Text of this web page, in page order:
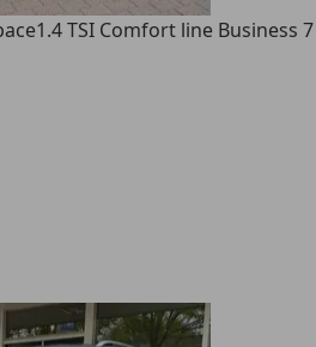
1.4 TSI Comfort line Business 7